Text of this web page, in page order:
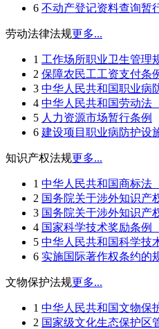
6 不动产登记资料查询暂
劳动法律法规更多...
1 工作场所职业卫生管理
2 保障农民工工资支付条
3 中华人民共和国职业病
4 中华人民共和国劳动法
5 人力资源市场暂行条例
6 建设项目职业病防护设
知识产权法规更多...
1 中华人民共和国商标法
2 国务院关于涉外知识产
3 国务院关于涉外知识产
4 国家科学技术奖励条例
5 中华人民共和国科学技
6 实施国际著作权条约的
文物保护法规更多...
1 中华人民共和国文物保
2 国家级文化生态保护区